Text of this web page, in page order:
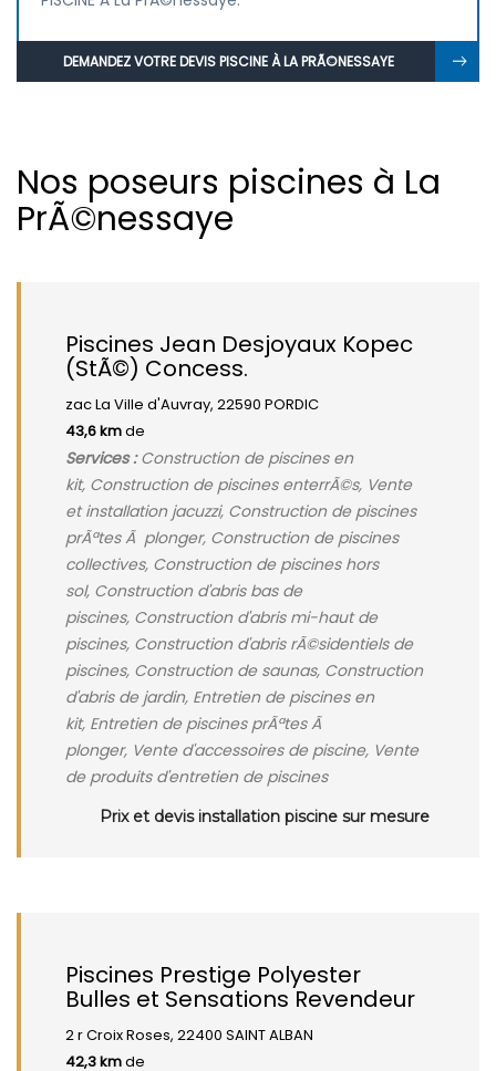
DEMANDEZ VOTRE DEVIS PISCINE À LA PRÃ©NESSAYE
Nos poseurs piscines à La
PrÃ©nessaye
Piscines Jean Desjoyaux Kopec
(StÃ©) Concess.
zac La Ville d'Auvray, 22590 PORDIC
43,6 kmde
Services :Construction de piscines en
kit, Construction de piscines enterrÃ©s, Vente
et installation jacuzzi, Construction de piscines
prÃªtes Ã plonger, Construction de piscines
collectives, Construction de piscines hors
sol, Construction d'abris bas de
piscines, Construction d'abris mi-haut de
piscines, Construction d'abris rÃ©sidentiels de
piscines, Construction de saunas, Construction
d'abris de jardin, Entretien de piscines en
kit, Entretien de piscines prÃªtes Ã
plonger, Vente d'accessoires de piscine, Vente
de produits d'entretien de piscines
Prix et devis installation piscine sur mesure
Piscines Prestige Polyester
Bulles et Sensations Revendeur
2 r Croix Roses, 22400 SAINT ALBAN
42,3 kmde